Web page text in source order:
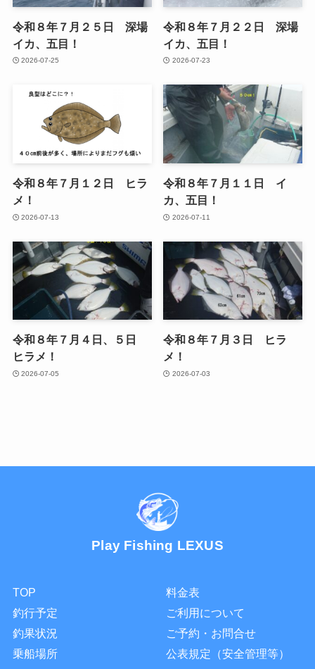
令和８年７月２５日 深場
イカ、五目！
2026-07-25
令和８年７月２２日 深場
イカ、五目！
2026-07-23
令和８年７月１２日 ヒラ
メ！
2026-07-13
令和８年７月１１日 イ
カ、五目！
2026-07-11
令和８年７月４日、５日
ヒラメ！
2026-07-05
令和８年７月３日 ヒラ
メ！
2026-07-03
Play Fishing LEXUS
TOP
釣行予定
釣果状況
乗船場所
料金表
ご利用について
ご予約・お問合せ
公表規定（安全管理等）